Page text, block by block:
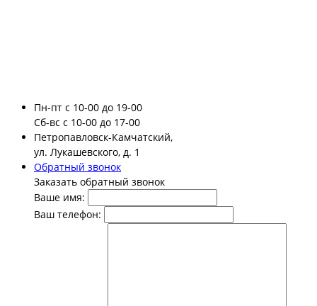
Пн-пт с 10-00 до 19-00
Сб-вс с 10-00 до 17-00
Петропавловск-Камчатский,
ул. Лукашевского, д. 1
Обратный звонок
Заказать обратный звонок
Ваше имя:
Ваш телефон: